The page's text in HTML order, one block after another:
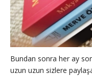
Bundan sonra her ay
uzun uzun sizlere